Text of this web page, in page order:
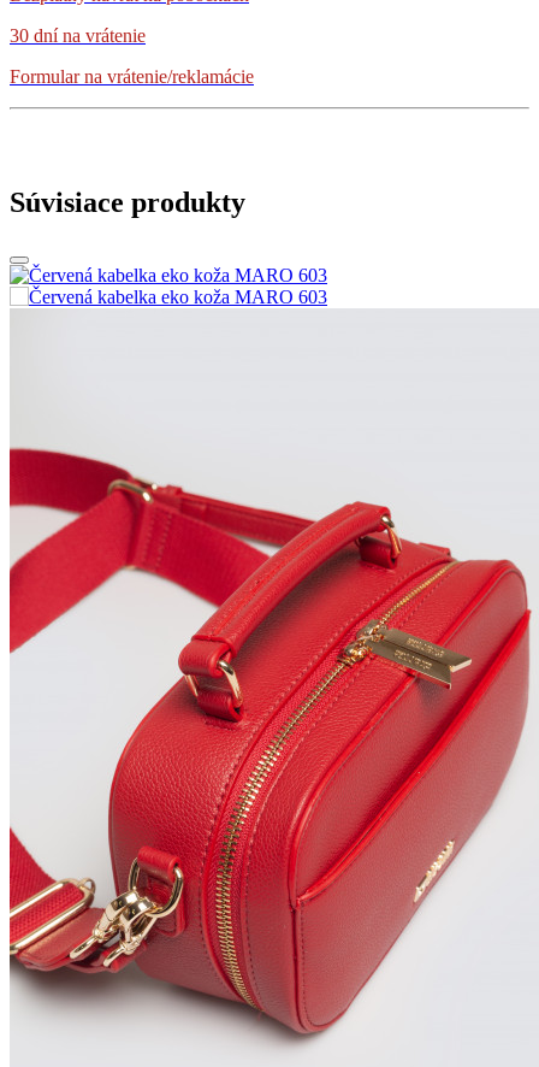
30 dní na vrátenie
Formular na vrátenie/reklamácie
Súvisiace produkty